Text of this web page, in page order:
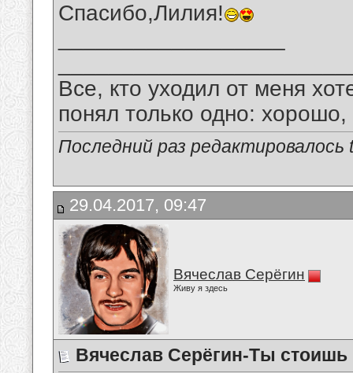
Спасибо,Лилия!
Все, кто уходил от меня
понял только одно:
Последний раз
29.04.2017, 09:47
Вячеслав Серёгин
Живу я здесь
Вячеслав Серёгин-Ты стоишь